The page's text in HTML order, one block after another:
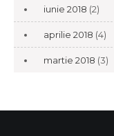
iunie 2018 (2)
aprilie 2018 (4)
martie 2018 (3)